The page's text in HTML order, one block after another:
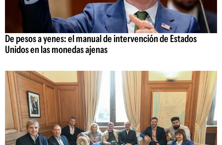
De pesos a yenes: el manual de intervención de Estados
Unidos en las monedas ajenas